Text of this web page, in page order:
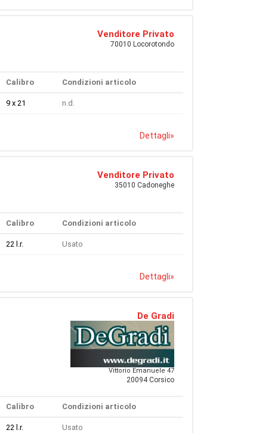
Venditore Privato
70010 Locorotondo
Calibro Condizioni articolo
9 x 21 n.d.
Dettagli»
Venditore Privato
35010 Cadoneghe
Calibro Condizioni articolo
22 l.r. Usato
Dettagli»
De Gradi
Vittorio Emanuele 47
20094 Corsico
Calibro Condizioni articolo
22 l.r. Usato